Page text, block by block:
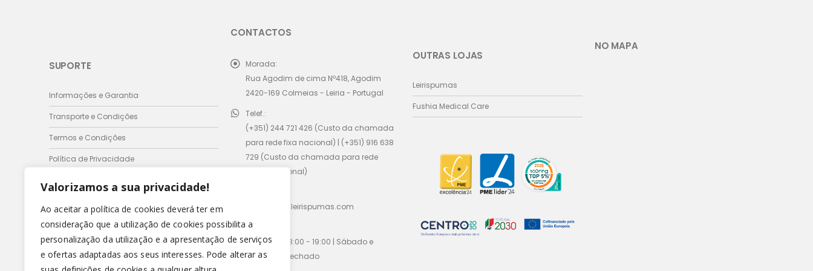
Valorizamos a sua privacidade!
Ao aceitar a política de cookies deverá ter em
consideração que a utilização de cookies possibilita a
personalização da utilização e a apresentação de serviços
e ofertas adaptadas aos seus interesses. Pode alterar as
SUPORTE
Informações e Garantia
Transporte e Condições
Termos e Condições
Política de Privacidade
CONTACTOS
Morada:
Rua Agodim de cima Nº418, Agodim
2420-169 Colmeias - Leiria - Portugal
Telef.:
(+351) 244 721 426 (Custo da chamada
para rede fixa nacional) | (+351) 916 638
729 (Custo da chamada para rede
móvel nacional)
comercial@leirispumas.com
Horário:
Seg - Sex / 8:00 - 19:00 | Sábado e
Domingo / fechado
OUTRAS LOJAS
Leirispumas
Fushia Medical Care
NO MAPA